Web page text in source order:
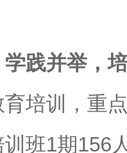
践并举，
育培训，重
训班1期156